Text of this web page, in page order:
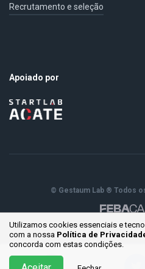
Recrutamento e seleção
Apoiado por
© Gestaum Lab ® Todos
Utilizamos cookies essenciais e
com a nossa Política de
concorda com estas condições.